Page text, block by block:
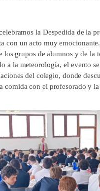
la Despedida de la
con un acto muy
los grupos de alumnos y de la
a la meteorología, el evento
del colegio, donde
comida con el profesorado y